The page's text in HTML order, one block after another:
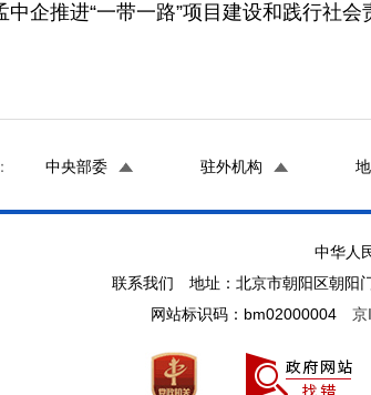
企推进“一带一路”项目建设和践行社会
中央部委 驻外机构
中华人
联系我们 地址：北京市朝阳区朝
网站标识码：bm02000004 京